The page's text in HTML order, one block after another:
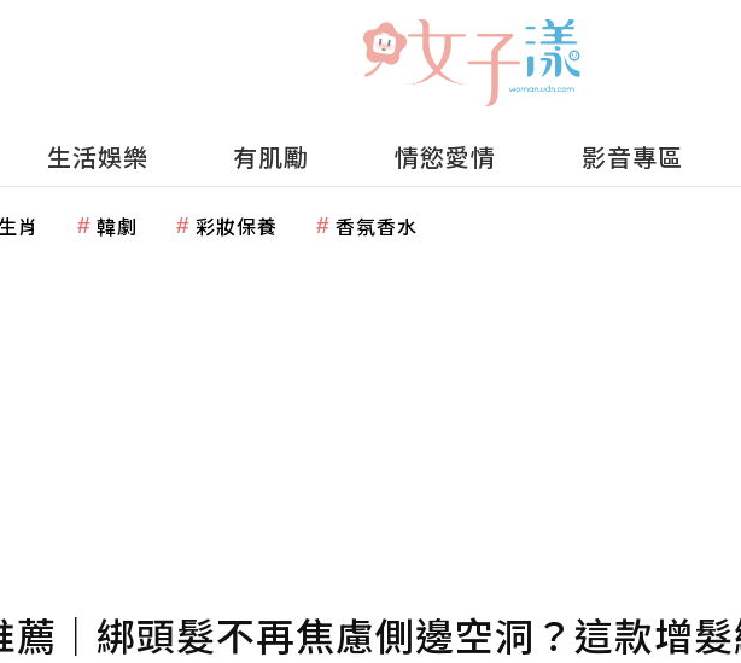
生活娛樂 有肌勵 情慾愛情 影音專區
肖 韓劇 彩妝保養 香氛香水
｜綁頭髮不再焦慮側邊空洞？這款增